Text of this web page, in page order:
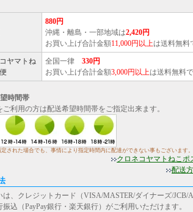
880円
沖縄・離島・一部地域は2,420円
お買い上げ合計金額11,000円以上は送料無料
ヤマトね
全国一律 330円
お買い上げ合計金額3,000円以上は送料無料で
時間帯
ご利用の方は配送希望時間帯をご指定出来ます。
された場合でも、事情により指定時間内に配達ができない事もございます。
クロネコヤマトねこポ
配送
は、クレジットカード（VISA/MASTER/ダイナーズ/JCB/
振込（PayPay銀行・楽天銀行）がご利用いただけます。